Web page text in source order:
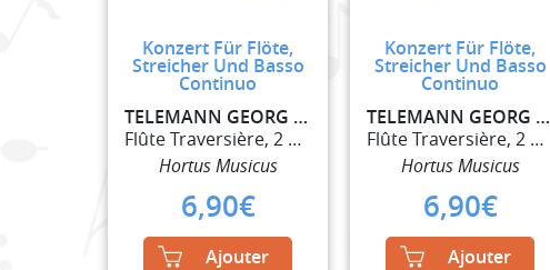
Konzert Für Flöte,
Streicher Und Basso
Continuo
TELEMANN GEORG PHILIPP
Flûte Traversière, 2 Violons et Basse Continue
Hortus Musicus
6,90€
Ajouter
Konzert Für Flöte,
Streicher Und Basso
Continuo
TELEMANN GEORG PHILIPP
Flûte Traversière, 2 Violons et Basse Continue
Hortus Musicus
6,90€
Ajouter